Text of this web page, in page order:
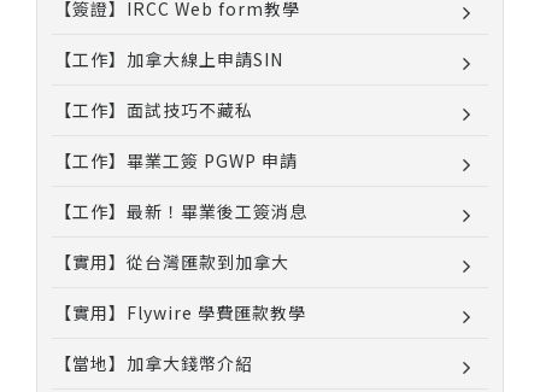
【簽證】IRCC Web form教學
【工作】加拿大線上申請SIN
【工作】面試技巧不藏私
【工作】畢業工簽 PGWP 申請
【工作】最新！畢業後工簽消息
【實用】從台灣匯款到加拿大
【實用】Flywire 學費匯款教學
【當地】加拿大錢幣介紹